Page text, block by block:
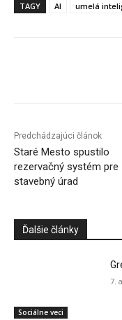
TAGY AI umelá
Predchádzajúci článok
Staré Mesto spustilo
rezervačný systém pre
stavebný úrad
Ďalšie články
Sociálne veci
7.